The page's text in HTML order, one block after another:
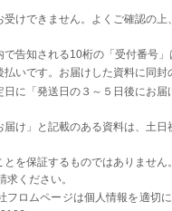
けできません。よくご確認の
告知される10桁の「受付番号
いです。お届けした資料に同
に「発送日の３～５日後にお
け」と記載のある資料は、土
を保証するものではありませ
ください。
フロムページは個人情報を適切